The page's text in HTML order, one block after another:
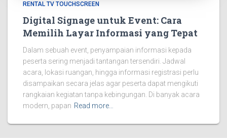
RENTAL TV TOUCHSCREEN
Digital Signage untuk Event: Cara
Memilih Layar Informasi yang Tepat
Dalam sebuah event, penyampaian informasi kepada
peserta sering menjadi tantangan tersendiri. Jadwal
acara, lokasi ruangan, hingga informasi registrasi perlu
disampaikan secara jelas agar peserta dapat mengikuti
rangkaian kegiatan tanpa kebingungan. Di banyak acara
modern, papan Read more…